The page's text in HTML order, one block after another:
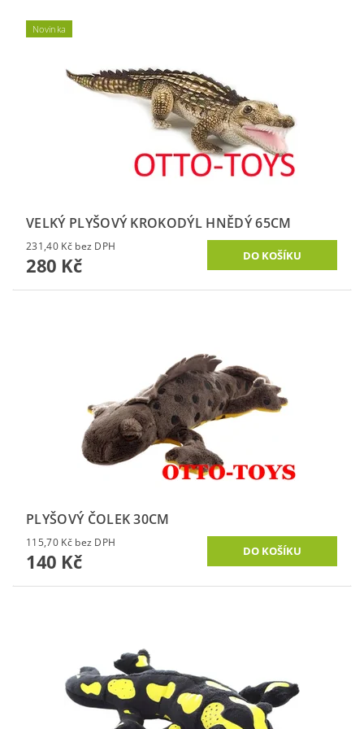
Novinka
VELKÝ PLYŠOVÝ KROKODÝL HNĚDÝ 65CM
231,40 Kč bez DPH
280 Kč
PLYŠOVÝ ČOLEK 30CM
115,70 Kč bez DPH
140 Kč